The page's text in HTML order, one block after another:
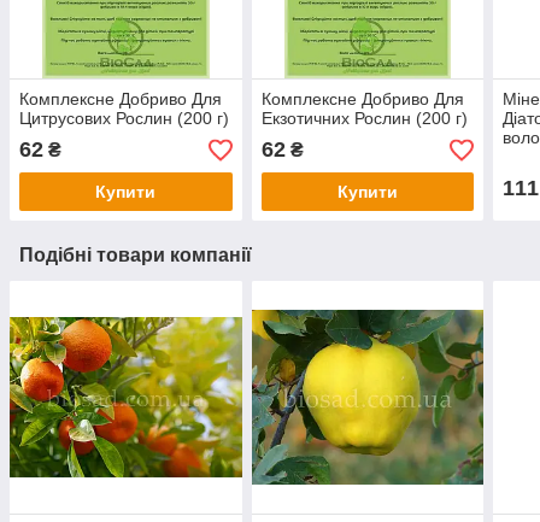
Комплексне Добриво Для
Цитрусових Рослин (200 г)
62 ₴
Купити
Комплексне Добриво Для
Екзотичних Рослин (200 г)
62₴
Купити 111
Подібні товари компанії